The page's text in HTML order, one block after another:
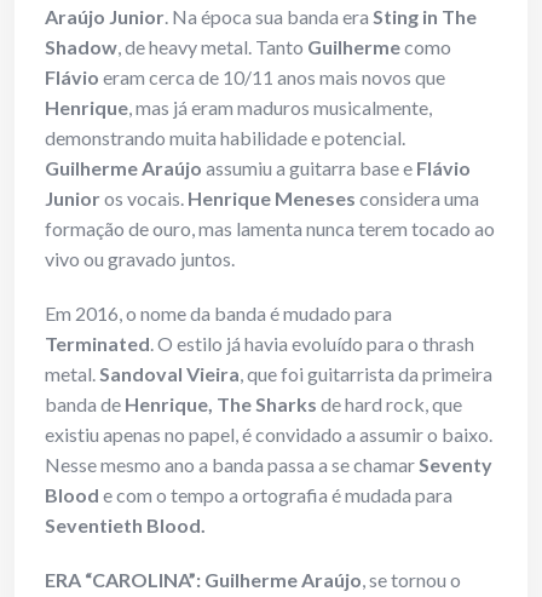
Araújo Junior. Na época sua banda era Sting in The
Shadow, de heavy metal. Tanto Guilhermecomo
Flávio eram cerca de 10/11 anos mais novos que
Henrique, mas já eram maduros musicalmente,
demonstrando muita habilidade e potencial.
Guilherme Araújo assumiu a guitarra base e Flávio
Junioros vocais. Henrique Meneses considera uma
formação de ouro, mas lamenta nunca terem tocado ao
vivo ou gravado juntos.
Em 2016, o nome da banda é mudado para
Terminated. O estilo já havia evoluído para o thrash
metal.Sandoval Vieira, que foi guitarrista da primeira
banda de Henrique, The Sharks de hard rock, que
existiu apenas no papel, é convidado a assumir o baixo.
Nesse mesmo ano a banda passa a se chamarSeventy
Blood e com o tempo a ortografia é mudada para
Seventieth Blood.
ERA “CAROLINA”: Guilherme Araújo, se tornou o